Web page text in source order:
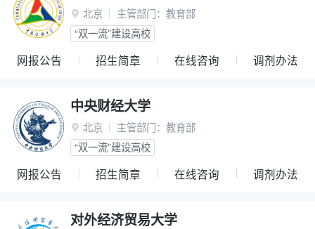
 北京 主管部门： 教育部
“双一流”建设高校
网报公告 招生简章 在线咨询 调剂办法
中央财经大学
 北京 主管部门： 教育部
“双一流”建设高校
网报公告 招生简章 在线咨询 调剂办法
对外经济贸易大学